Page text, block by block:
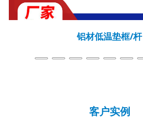
铝材低温垫框/杆
客户实例